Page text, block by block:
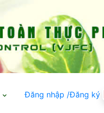
Đăng nhập /Đăng ký